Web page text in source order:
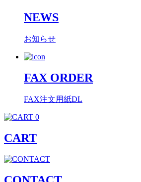
NEWS
お知らせ
FAX ORDER
FAX注文用紙DL
0
CART